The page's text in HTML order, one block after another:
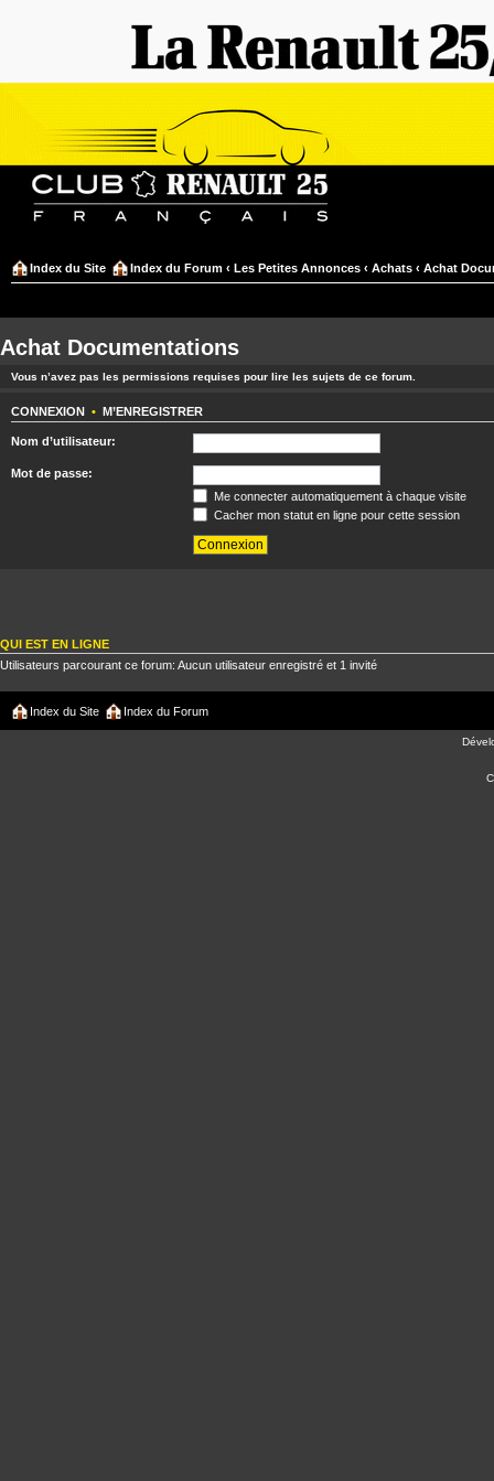
Index du Site Index du Forum ‹ Les Petites Annonces ‹ Achats ‹ Achat
Achat Documentations
Vous n’avez pas les permissions requises pour lire les sujets de ce forum.
CONNEXION • M’ENREGISTRER
Nom d’utilisateur:
Mot de passe:
Me connecter automatiquement à chaque visite
Cacher mon statut en ligne pour cette session
QUI EST EN LIGNE
Utilisateurs parcourant ce forum: Aucun utilisateur enregistré et 1 invité
Index du Site Index du Forum